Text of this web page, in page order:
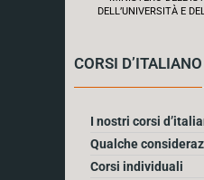
DELL’UNIVERSITÀ E
CORSI D’ITALIANO
I nostri corsi
Qualche
Corsi individuali